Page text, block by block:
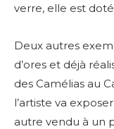
verre, elle est
Deux autres
d’ores et déjà
des Camélias au
l’artiste va
autre vendu à un